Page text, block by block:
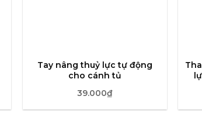
Tay nâng thuỷ lực tự động
cho cánh tủ
39.000₫